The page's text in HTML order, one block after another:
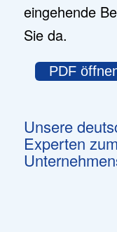
eingehende
Sie da.
PDF
Unsere
Experten